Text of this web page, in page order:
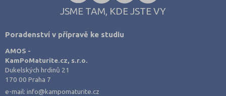
JSME TAM, KDE JSTE VY
Poradenství v přípravě ke studiu
AMOS -
KamPoMaturite.cz, s.r.o.
Dukelských hrdinů 21
170 00 Praha 7
e-mail:info@kampomaturite.cz